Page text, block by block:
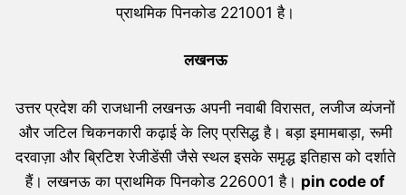
प्राथमिक पिनकोड 221001 है।
लखनऊ
उत्तर प्रदेश की राजधानी लखनऊ अपनी नवाबी विरासत, लजीज व्यंजनों
और जटिल चिकनकारी कढ़ाई के लिए प्रसिद्ध है। बड़ा इमामबाड़ा, रूमी
दरवाज़ा और ब्रिटिश रेजीडेंसी जैसे स्थल इसके समृद्ध इतिहास को दर्शाते
हैं। लखनऊ का प्राथमिक पिनकोड 226001 है। pin code of